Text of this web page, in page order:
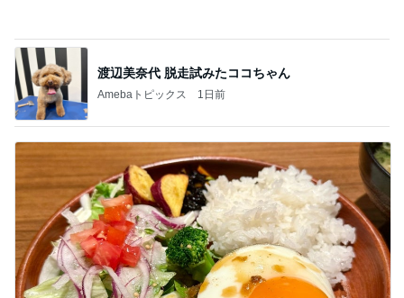
びっくりドンキーでのハンバーグ
Amebaトピックス 1日前
記事を読む